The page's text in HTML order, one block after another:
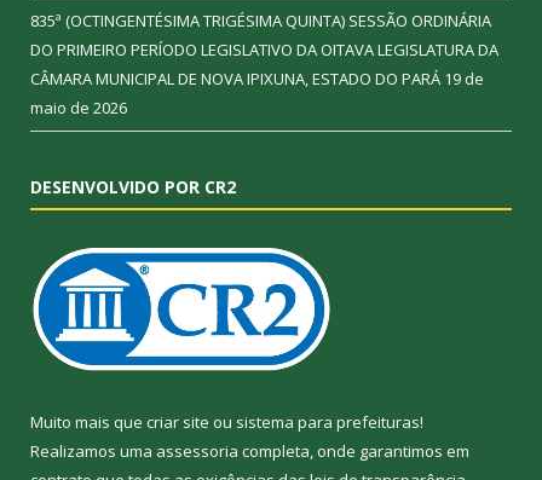
835ª (OCTINGENTÉSIMA TRIGÉSIMA QUINTA) SESSÃO ORDINÁRIA
DO PRIMEIRO PERÍODO LEGISLATIVO DA OITAVA LEGISLATURA DA
CÂMARA MUNICIPAL DE NOVA IPIXUNA, ESTADO DO PARÁ 19 de
maio de 2026
DESENVOLVIDO POR CR2
Muito mais que criar site ou sistema para prefeituras!
Realizamos uma assessoria completa, onde garantimos em